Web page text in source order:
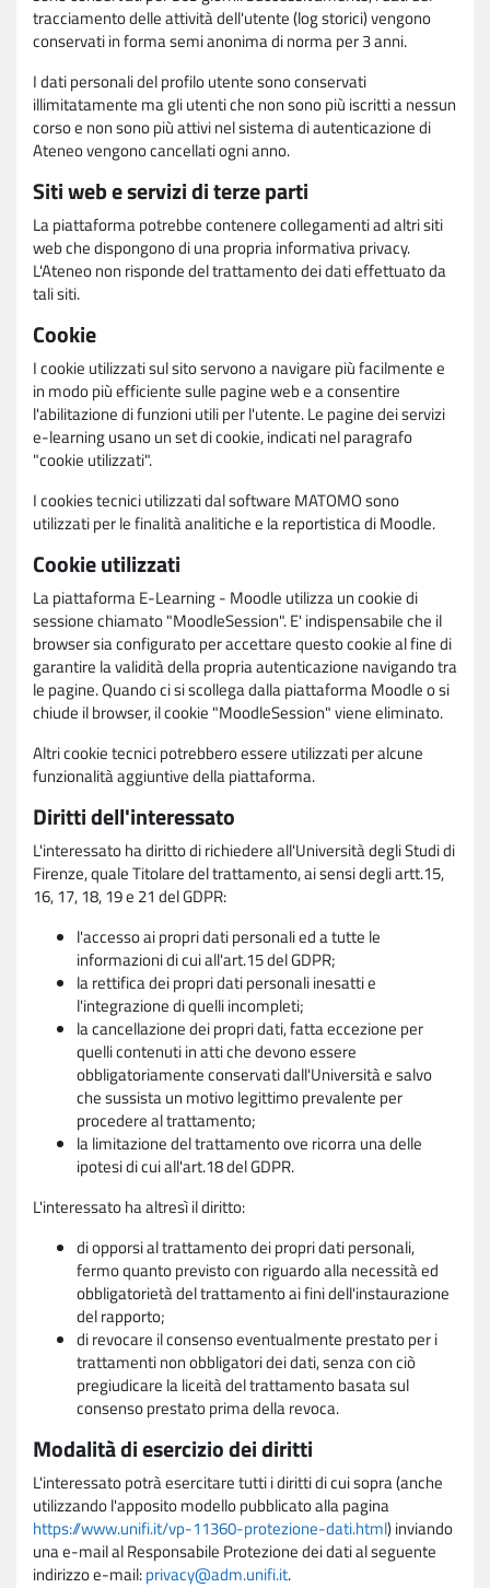
tracciamento delle attività dell'utente (log storici) vengono
conservati in forma semi anonima di norma per 3 anni.
I dati personali del profilo utente sono conservati
illimitatamente ma gli utenti che non sono più iscritti a nessun
corso e non sono più attivi nel sistema di autenticazione di
Ateneo vengono cancellati ogni anno.
Siti web e servizi di terze parti
La piattaforma potrebbe contenere collegamenti ad altri siti
web che dispongono di una propria informativa privacy.
L'Ateneo non risponde del trattamento dei dati effettuato da
tali siti.
Cookie
I cookie utilizzati sul sito servono a navigare più facilmente e
in modo più efficiente sulle pagine web e a consentire
l'abilitazione di funzioni utili per l'utente. Le pagine dei servizi
e-learning usano un set di cookie, indicati nel paragrafo
"cookie utilizzati".
I cookies tecnici utilizzati dal software MATOMO sono
utilizzati per le finalità analitiche e la reportistica di Moodle.
Cookie utilizzati
La piattaforma E-Learning - Moodle utilizza un cookie di
sessione chiamato "MoodleSession". E' indispensabile che il
browser sia configurato per accettare questo cookie al fine di
garantire la validità della propria autenticazione navigando tra
le pagine. Quando ci si scollega dalla piattaforma Moodle o si
chiude il browser, il cookie "MoodleSession" viene eliminato.
Altri cookie tecnici potrebbero essere utilizzati per alcune
funzionalità aggiuntive della piattaforma.
Diritti dell'interessato
L'interessato ha diritto di richiedere all'Università degli Studi di
Firenze, quale Titolare del trattamento, ai sensi degli artt.15,
16, 17, 18, 19 e 21 del GDPR:
l'accesso ai propri dati personali ed a tutte le
informazioni di cui all'art.15 del GDPR;
la rettifica dei propri dati personali inesatti e
l'integrazione di quelli incompleti;
la cancellazione dei propri dati, fatta eccezione per
quelli contenuti in atti che devono essere
obbligatoriamente conservati dall'Università e salvo
che sussista un motivo legittimo prevalente per
procedere al trattamento;
la limitazione del trattamento ove ricorra una delle
ipotesi di cui all'art.18 del GDPR.
L'interessato ha altresì il diritto:
di opporsi al trattamento dei propri dati personali,
fermo quanto previsto con riguardo alla necessità ed
obbligatorietà del trattamento ai fini dell'instaurazione
del rapporto;
di revocare il consenso eventualmente prestato per i
trattamenti non obbligatori dei dati, senza con ciò
pregiudicare la liceità del trattamento basata sul
consenso prestato prima della revoca.
Modalità di esercizio dei diritti
L'interessato potrà esercitare tutti i diritti di cui sopra (anche
utilizzando l'apposito modello pubblicato alla pagina
https://www.unifi.it/vp-11360-protezione-dati.html) inviando
una e-mail al Responsabile Protezione dei dati al seguente
indirizzo e-mail:privacy@adm.unifi.it.